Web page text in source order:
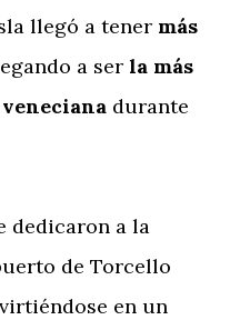
llegó a tener más
a ser la más
durante
dedicaron a la
de Torcello
en un